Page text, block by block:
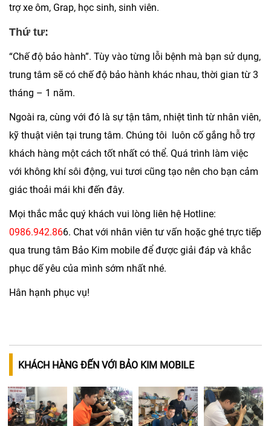
trợ xe ôm, Grap, học sinh, sinh viên.
Thứ tư:
“Chế độ bảo hành”. Tùy vào từng lỗi bệnh mà bạn sử dụng,
trung tâm sẽ có chế độ bảo hành khác nhau, thời gian từ 3
tháng – 1 năm.
Ngoài ra, cùng với đó là sự tận tâm, nhiệt tình từ nhân viên,
kỹ thuật viên tại trung tâm. Chúng tôi luôn cố gắng hỗ trợ
khách hàng một cách tốt nhất có thể. Quá trình làm việc
với không khí sôi động, vui tươi cũng tạo nên cho bạn cảm
giác thoải mái khi đến đây.
Mọi thắc mắc quý khách vui lòng liên hệ Hotline:
0986.942.866. Chat với nhân viên tư vấn hoặc ghé trực tiếp
qua trung tâm Bảo Kim mobile để được giải đáp và khắc
phục dế yêu của mình sớm nhất nhé.
Hân hạnh phục vụ!
KHÁCH HÀNG ĐẾN VỚI BẢO KIM MOBILE